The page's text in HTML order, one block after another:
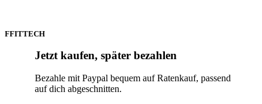
FFITTECH
Jetzt kaufen, später bezahlen
Bezahle mit Paypal bequem auf Ratenkauf, passend
auf dich abgeschnitten.